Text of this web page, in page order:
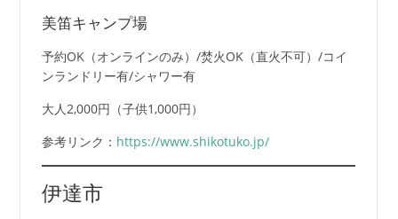
美笛キャンプ場
予約OK（オンラインのみ）/焚火OK（直火不可）/コイ
ンランドリー有/シャワー有
大人2,000円（子供1,000円）
参考リンク： https://www.shikotuko.jp/
伊達市